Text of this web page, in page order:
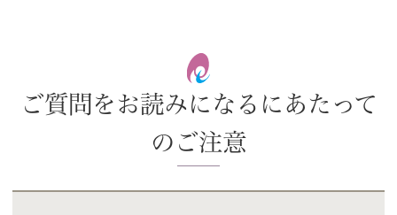
ご質問をお読みになるにあたって
のご注意